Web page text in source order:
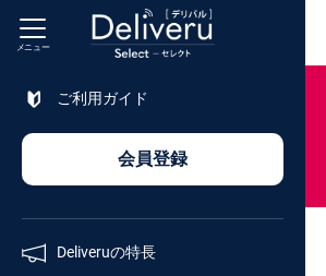
メニュー
ご利用ガイド
会員登録
Deliveruの特長